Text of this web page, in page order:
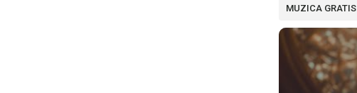
MUZICA GRATIS